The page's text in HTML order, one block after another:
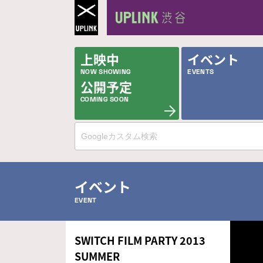
上映中
NOW SHOWING
公開予定
COMING SOON
イベント
EVENTS
イベント
EVENT
SWITCH FILM PARTY 2013
SUMMER